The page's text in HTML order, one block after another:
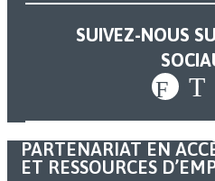
SUIVEZ-NOUS
PARTENARIAT EN
ET RESSOURCES